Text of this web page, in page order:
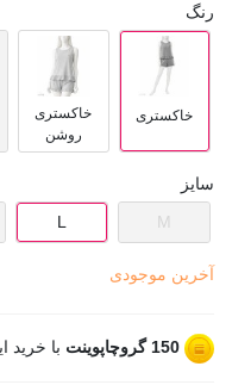
رنگ
خاکستری
خاکستری
روشن
سایز
M
L
آخرین موجودی
150 گروچاپوینت با خرید